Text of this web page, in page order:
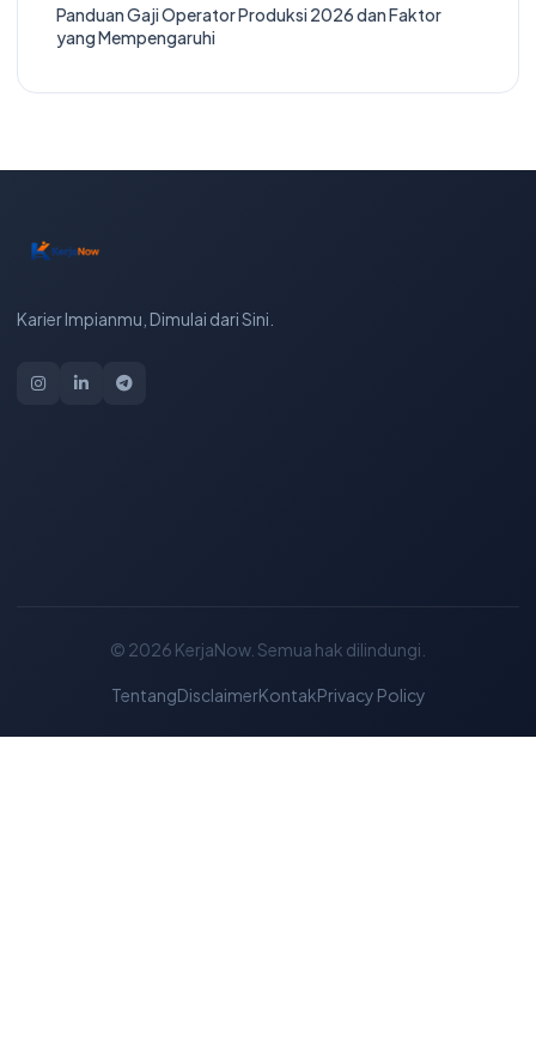
Panduan Gaji Operator Produksi 2026 dan Faktor
yang Mempengaruhi
Karier Impianmu, Dimulai dari Sini.
© 2026 KerjaNow. Semua hak dilindungi.
TentangDisclaimerKontakPrivacy Policy